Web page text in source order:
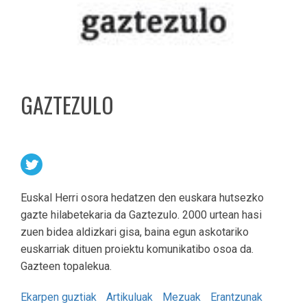
GAZTEZULO
Euskal Herri osora hedatzen den euskara hutsezko
gazte hilabetekaria da Gaztezulo. 2000 urtean hasi
zuen bidea aldizkari gisa, baina egun askotariko
euskarriak dituen proiektu komunikatibo osoa da.
Gazteen topalekua.
Ekarpen guztiak Artikuluak Mezuak Erantzunak